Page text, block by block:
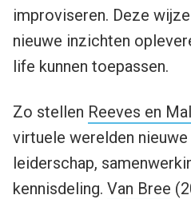
improviseren. Deze
nieuwe inzichten
life kunnen toepassen.
Zo stellen Reeves en
virtuele werelden
leiderschap,
kennisdeling. Van Bree